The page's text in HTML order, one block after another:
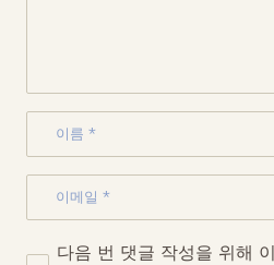
다음 번 댓글 작성을 위해